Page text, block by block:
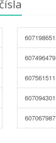
607198651
607496479
607561511
607094301
607067987